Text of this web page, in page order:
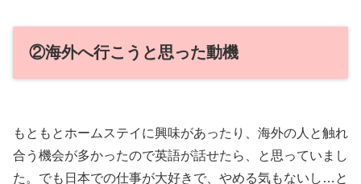
②海外へ行こうと思った動機
もともとホームステイに興味があったり、海外の人と触れ
合う機会が多かったので英語が話せたら、と思っていまし
た。でも日本での仕事が大好きで、やめる気もないし…と